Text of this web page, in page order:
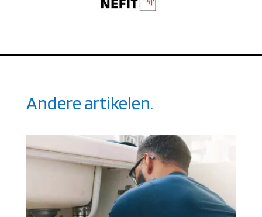
Andere artikelen.